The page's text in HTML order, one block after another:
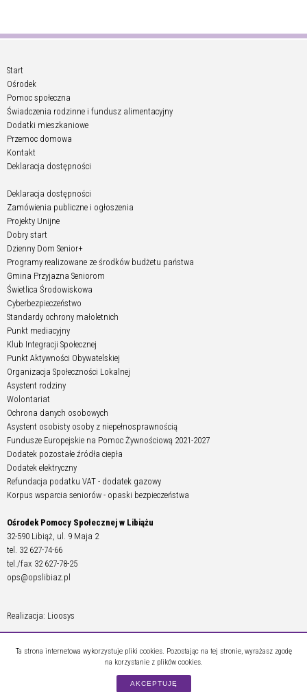
Start
Ośrodek
Pomoc społeczna
Świadczenia rodzinne i fundusz alimentacyjny
Dodatki mieszkaniowe
Przemoc domowa
Kontakt
Deklaracja dostępności
Deklaracja dostępności
Zamówienia publiczne i ogłoszenia
Projekty Unijne
Dobry start
Dzienny Dom Senior+
Programy realizowane ze środków budżetu państwa
Gmina Przyjazna Seniorom
Świetlica Środowiskowa
Cyberbezpieczeństwo
Standardy ochrony małoletnich
Punkt mediacyjny
Klub Integracji Społecznej
Punkt Aktywności Obywatelskiej
Organizacja Społeczności Lokalnej
Asystent rodziny
Wolontariat
Ochrona danych osobowych
Asystent osobisty osoby z niepełnosprawnością
Fundusze Europejskie na Pomoc Żywnościową 2021-2027
Dodatek pozostałe źródła ciepła
Dodatek elektryczny
Refundacja podatku VAT - dodatek gazowy
Korpus wsparcia seniorów - opaski bezpieczeństwa
Ośrodek Pomocy Społecznej w Libiążu
32-590 Libiąż, ul. 9 Maja 2
tel. 32 627-74-66
tel./fax 32 627-78-25
ops@opslibiaz.pl
Realizacja: Lioosys
Ta strona internetowa wykorzystuje pliki cookies. Pozostając na tej stronie, wyrażasz zgodę
na korzystanie z plików cookies.
AKCEPTUJĘ